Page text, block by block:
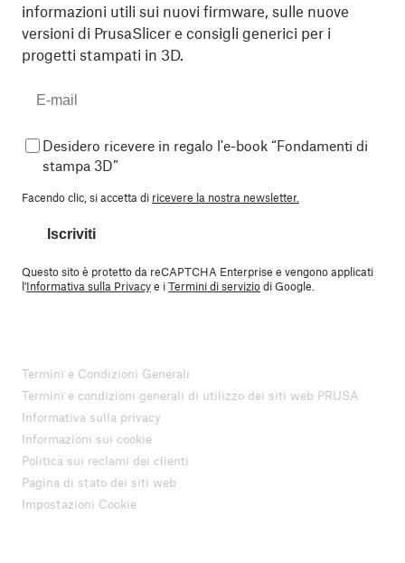
informazioni utili sui nuovi firmware, sulle nuove
versioni di PrusaSlicer e consigli generici per i
progetti stampati in 3D.
Desidero ricevere in regalo l'e-book “Fondamenti di
stampa 3D”
Facendo clic, si accetta di ricevere la nostra newsletter.
Iscriviti
Questo sito è protetto da reCAPTCHA Enterprise e vengono applicati
l'Informativa sulla Privacye iTermini di serviziodi Google.
Termini e Condizioni Generali
Termini e condizioni generali di utilizzo dei siti web PRUSA
Informativa sulla privacy
Informazioni sui cookie
Politica sui reclami dei clienti
Pagina di stato dei siti web
Impostazioni Cookie